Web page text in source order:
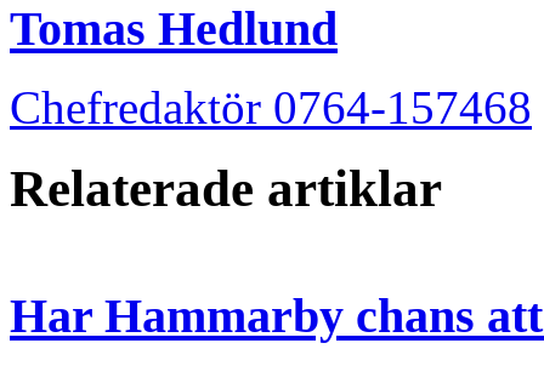
Tomas Hedlund
Chefredaktör 0764-157468
Relaterade artiklar
Har Hammarby chans